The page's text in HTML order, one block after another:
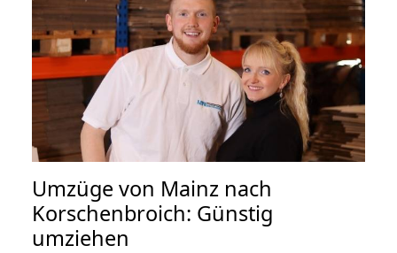
Umzüge von Mainz nach
Korschenbroich: Günstig
umziehen